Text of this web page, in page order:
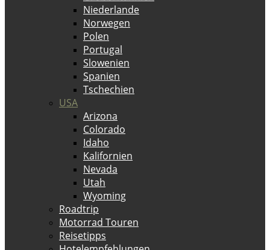
Niederlande
Norwegen
Polen
Portugal
Slowenien
Spanien
Tschechien
USA
Arizona
Colorado
Idaho
Kalifornien
Nevada
Utah
Wyoming
Roadtrip
Motorrad Touren
Reisetipps